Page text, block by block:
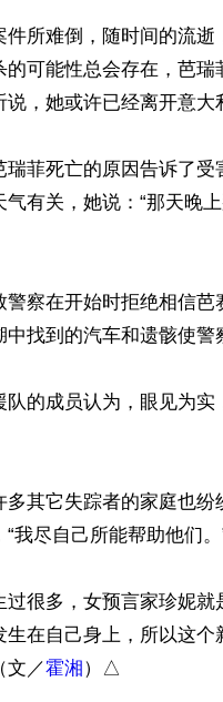
所难倒，随时间的流
可能性总会存在，芭
，她或许已经离开意大
菲死亡的原因告诉了
有关，她说：“那天晚
察在开始时拒绝相信
找到的汽车和遗骸使警
的成员认为，眼见为
多其它失踪者的家庭也
我尽自己所能帮助他们。
很多，女预言家珍妮
在自己身上，所以这
文／霍湘）△